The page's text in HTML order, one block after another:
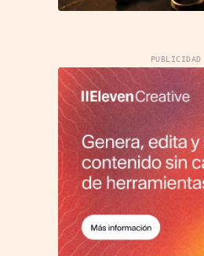
PUBLICIDAD